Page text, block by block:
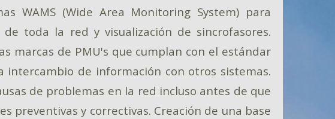
WAMS (Wide Area Monitoring System) para
toda la red y visualización de sincrofasores.
marcas de PMU's que cumplan con el estándar
intercambio de información con otros sistemas.
de problemas en la red incluso antes de que
preventivas y correctivas. Creación de una base